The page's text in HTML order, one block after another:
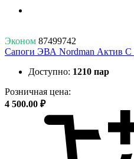
Эконом 87499742
Сапоги ЭВА Nordman Актив С
Доступно: 1210 пар
Розничная цена:
4 500.00 ₽